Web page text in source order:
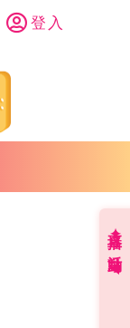
登入
直播✦活動